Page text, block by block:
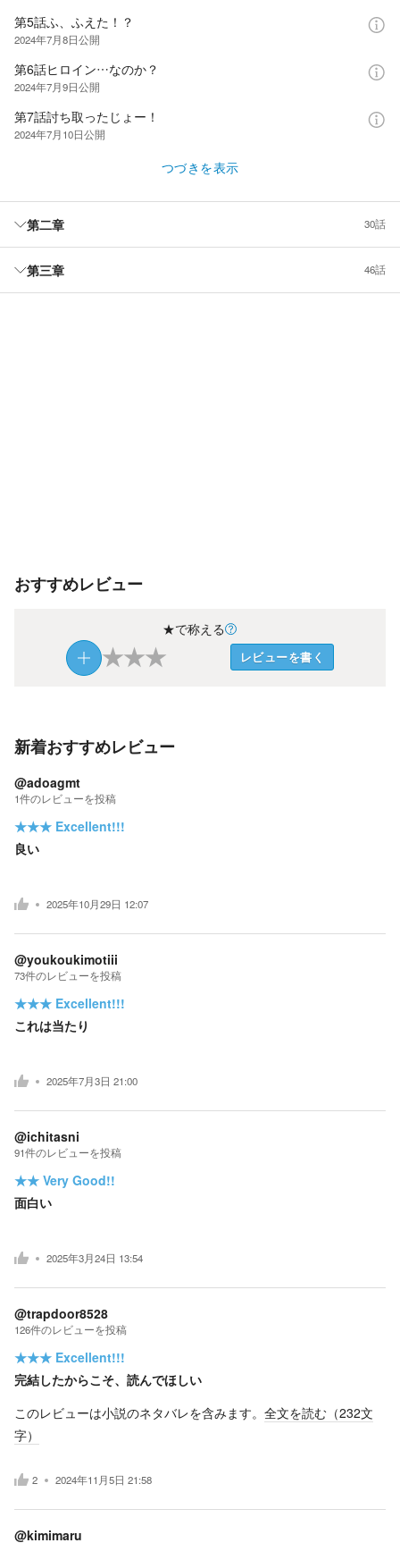
第5話ふ、ふえた！？
2024年7月8日公開
第6話ヒロイン…なのか？
2024年7月9日公開
第7話討ち取ったじょー！
2024年7月10日公開
つづきを表示
第二章 30話
第三章 46話
おすすめレビュー
★で称える
★★★ レビューを書く
新着おすすめレビュー
@adoagmt
1件のレビューを投稿
★★★ Excellent!!!
良い
2025年10月29日 12:07
@youkoukimotiii
73件のレビューを投稿
★★★ Excellent!!!
これは当たり
2025年7月3日 21:00
@ichitasni
91件のレビューを投稿
★★ Very Good!!
面白い
2025年3月24日 13:54
@trapdoor8528
126件のレビューを投稿
★★★ Excellent!!!
完結したからこそ、読んでほしい
このレビューは小説のネタバレを含みます。 全文を読む（232文
字）
2 2024年11月5日 21:58
@kimimaru